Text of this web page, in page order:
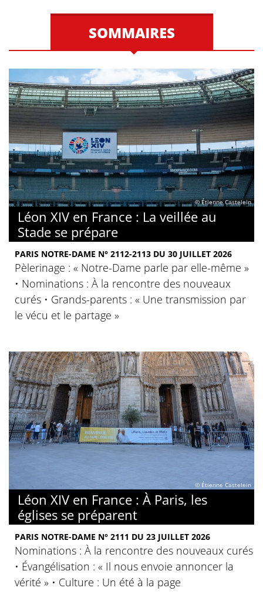
SOMMAIRES
© Étienne Castelein
Léon XIV en France : La veillée au
Stade se prépare
PARIS NOTRE-DAME N° 2112-2113 DU 30 JUILLET 2026
Pèlerinage : « Notre-Dame parle par elle-même »
• Nominations : À la rencontre des nouveaux
curés • Grands-parents : « Une transmission par
le vécu et le partage »
© Étienne Castelein
Léon XIV en France : À Paris, les
églises se préparent
PARIS NOTRE-DAME N° 2111 DU 23 JUILLET 2026
Nominations : À la rencontre des nouveaux curés
• Évangélisation : « Il nous envoie annoncer la
vérité » • Culture : Un été à la page